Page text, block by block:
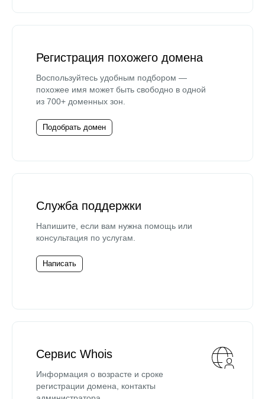
Регистрация похожего домена
Воспользуйтесь удобным подбором —
похожее имя может быть свободно в одной
из 700+ доменных зон.
Подобрать домен
Служба поддержки
Напишите, если вам нужна помощь или
консультация по услугам.
Написать
Сервис Whois
Информация о возрасте и сроке
регистрации домена, контакты